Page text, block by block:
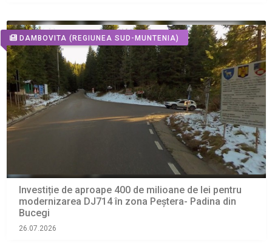
DAMBOVITA (REGIUNEA SUD-MUNTENIA)
Investiție de aproape 400 de milioane de lei pentru
modernizarea DJ714 în zona Peștera- Padina din
Bucegi
26.07.2026